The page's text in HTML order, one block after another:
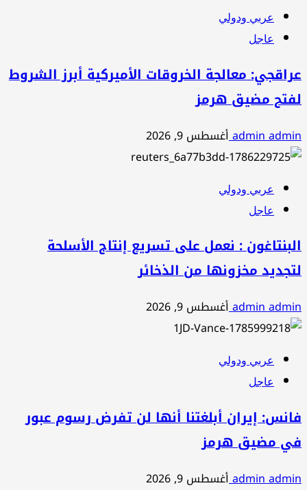
عربي ودولي
عاجل
عراقجي: معالجة الخروقات الأميركية أبرز الشروط
لفتح مضيق هرمز
admin adminأغسطس 9, 2026
عربي ودولي
عاجل
البنتاغون : نعمل على تسريع إنتاج الأسلحة
لتجديد مخزونها من الذخائر
admin adminأغسطس 9, 2026
عربي ودولي
عاجل
فانس: إيران أبلغتنا أنها لن تفرض رسوم عبور
في مضيق هرمز
admin adminأغسطس 9, 2026